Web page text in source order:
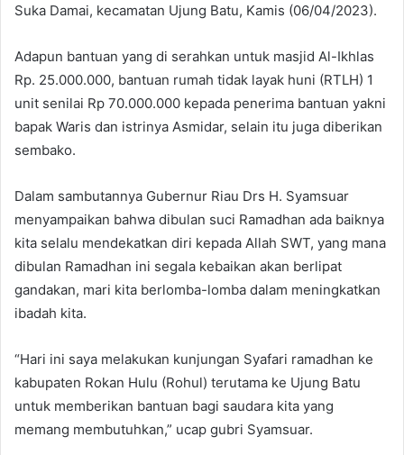
Suka Damai, kecamatan Ujung Batu, Kamis (06/04/2023).
Adapun bantuan yang di serahkan untuk masjid Al-Ikhlas
Rp. 25.000.000, bantuan rumah tidak layak huni (RTLH) 1
unit senilai Rp 70.000.000 kepada penerima bantuan yakni
bapak Waris dan istrinya Asmidar, selain itu juga diberikan
sembako.
Dalam sambutannya Gubernur Riau Drs H. Syamsuar
menyampaikan bahwa dibulan suci Ramadhan ada baiknya
kita selalu mendekatkan diri kepada Allah SWT, yang mana
dibulan Ramadhan ini segala kebaikan akan berlipat
gandakan, mari kita berlomba-lomba dalam meningkatkan
ibadah kita.
“Hari ini saya melakukan kunjungan Syafari ramadhan ke
kabupaten Rokan Hulu (Rohul) terutama ke Ujung Batu
untuk memberikan bantuan bagi saudara kita yang
memang membutuhkan,” ucap gubri Syamsuar.